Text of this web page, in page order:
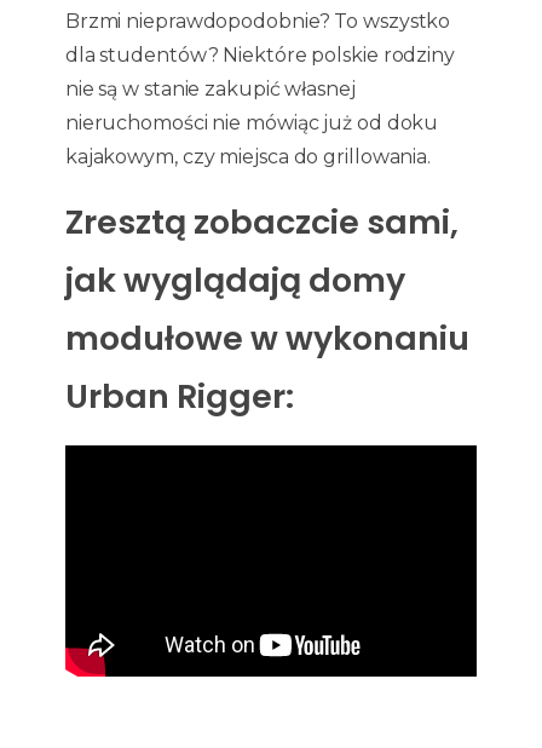
Brzmi nieprawdopodobnie? To wszystko
dla studentów? Niektóre polskie rodziny
nie są w stanie zakupić własnej
nieruchomości nie mówiąc już od doku
kajakowym, czy miejsca do grillowania.
Zresztą zobaczcie sami,
jak wyglądają domy
modułowe w wykonaniu
Urban Rigger: